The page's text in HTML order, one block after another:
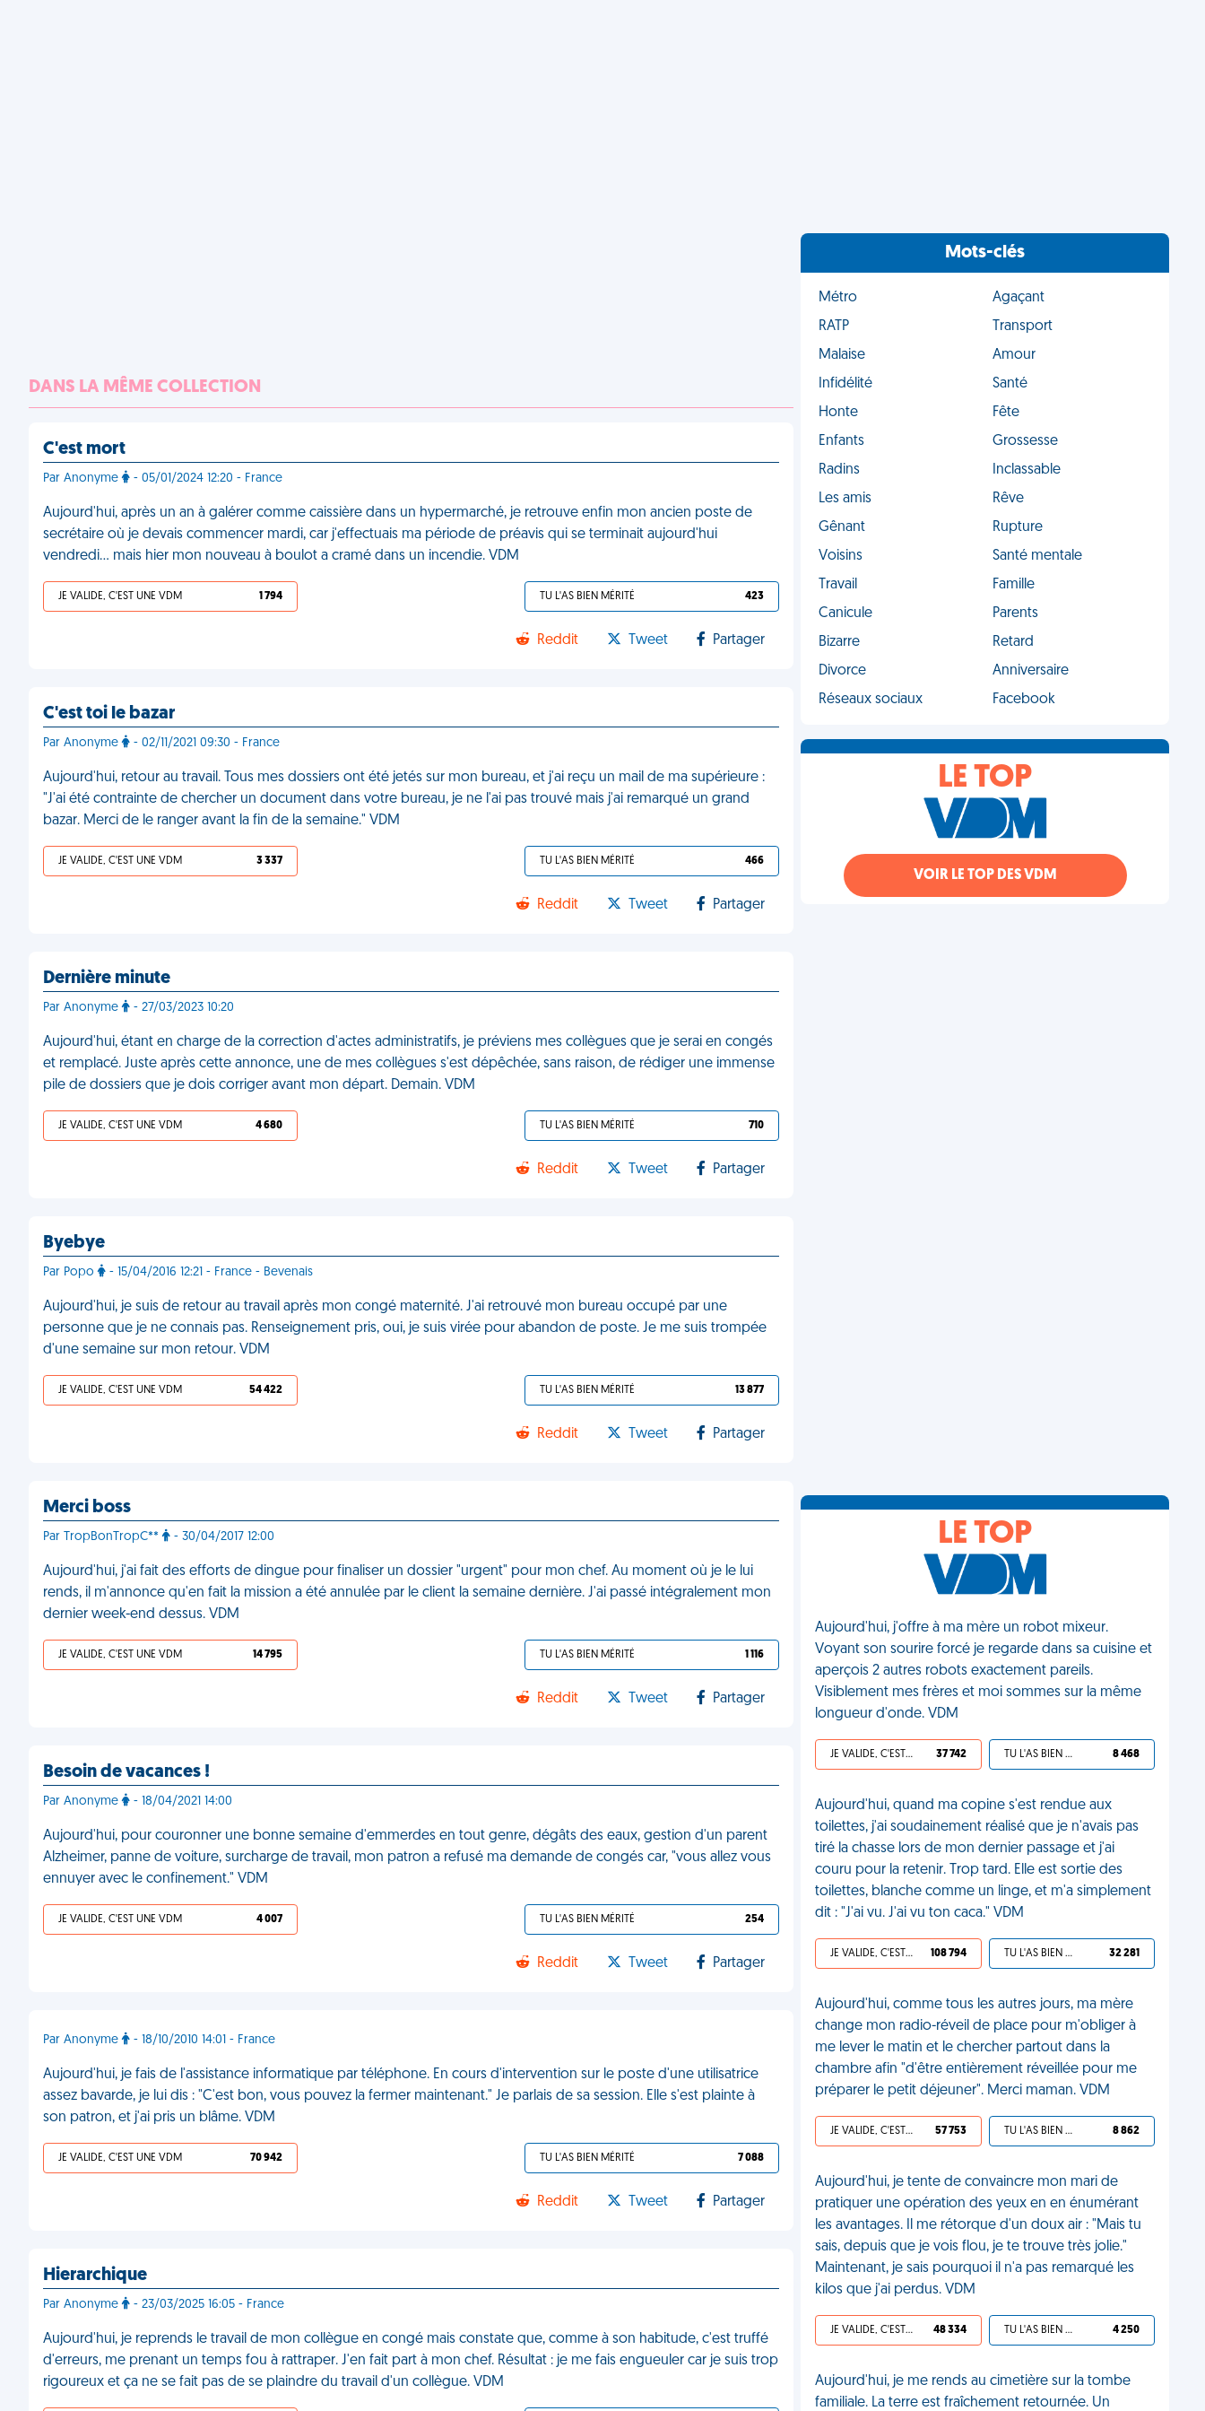
DANS LA MÊME COLLECTION
C'est mort
Par Anonyme - 05/01/2024 12:20 - France
Aujourd'hui, après un an à galérer comme caissière dans un hypermarché, je retrouve enfin mon ancien poste de
secrétaire où je devais commencer mardi, car j'effectuais ma période de préavis qui se terminait aujourd'hui
vendredi… mais hier mon nouveau à boulot a cramé dans un incendie. VDM
JE VALIDE, C'EST UNE VDM 1 794 TU L'AS BIEN MÉRITÉ 423
Reddit Tweet Partager
C'est toi le bazar
Par Anonyme - 02/11/2021 09:30 - France
Aujourd'hui, retour au travail. Tous mes dossiers ont été jetés sur mon bureau, et j'ai reçu un mail de ma supérieure :
"J'ai été contrainte de chercher un document dans votre bureau, je ne l'ai pas trouvé mais j'ai remarqué un grand
bazar. Merci de le ranger avant la fin de la semaine." VDM
JE VALIDE, C'EST UNE VDM 3 337 TU L'AS BIEN MÉRITÉ 466
Reddit Tweet Partager
Dernière minute
Par Anonyme - 27/03/2023 10:20
Aujourd'hui, étant en charge de la correction d'actes administratifs, je préviens mes collègues que je serai en congés
et remplacé. Juste après cette annonce, une de mes collègues s'est dépêchée, sans raison, de rédiger une immense
pile de dossiers que je dois corriger avant mon départ. Demain. VDM
JE VALIDE, C'EST UNE VDM 4 680 TU L'AS BIEN MÉRITÉ 710
Reddit Tweet Partager
Byebye
Par Popo - 15/04/2016 12:21 - France - Bevenais
Aujourd'hui, je suis de retour au travail après mon congé maternité. J'ai retrouvé mon bureau occupé par une
personne que je ne connais pas. Renseignement pris, oui, je suis virée pour abandon de poste. Je me suis trompée
d'une semaine sur mon retour. VDM
JE VALIDE, C'EST UNE VDM 54 422 TU L'AS BIEN MÉRITÉ 13 877
Reddit Tweet Partager
Merci boss
Par TropBonTropC** - 30/04/2017 12:00
Aujourd'hui, j'ai fait des efforts de dingue pour finaliser un dossier "urgent" pour mon chef. Au moment où je le lui
rends, il m'annonce qu'en fait la mission a été annulée par le client la semaine dernière. J'ai passé intégralement mon
dernier week-end dessus. VDM
JE VALIDE, C'EST UNE VDM 14 795 TU L'AS BIEN MÉRITÉ 1 116
Reddit Tweet Partager
Besoin de vacances !
Par Anonyme - 18/04/2021 14:00
Aujourd'hui, pour couronner une bonne semaine d'emmerdes en tout genre, dégâts des eaux, gestion d'un parent
Alzheimer, panne de voiture, surcharge de travail, mon patron a refusé ma demande de congés car, "vous allez vous
ennuyer avec le confinement." VDM
JE VALIDE, C'EST UNE VDM 4 007 TU L'AS BIEN MÉRITÉ 254
Reddit Tweet Partager
Par Anonyme - 18/10/2010 14:01 - France
Aujourd'hui, je fais de l'assistance informatique par téléphone. En cours d'intervention sur le poste d'une utilisatrice
assez bavarde, je lui dis : "C'est bon, vous pouvez la fermer maintenant." Je parlais de sa session. Elle s'est plainte à
son patron, et j'ai pris un blâme. VDM
JE VALIDE, C'EST UNE VDM 70 942 TU L'AS BIEN MÉRITÉ 7 088
Reddit Tweet Partager
Hierarchique
Par Anonyme - 23/03/2025 16:05 - France
Aujourd'hui, je reprends le travail de mon collègue en congé mais constate que, comme à son habitude, c'est truffé
d'erreurs, me prenant un temps fou à rattraper. J'en fait part à mon chef. Résultat : je me fais engueuler car je suis trop
rigoureux et ça ne se fait pas de se plaindre du travail d'un collègue. VDM
Mots-clés
Métro
Agaçant
RATP
Transport
Malaise
Amour
Infidélité
Santé
Honte
Fête
Enfants
Grossesse
Radins
Inclassable
Les amis
Rêve
Gênant
Rupture
Voisins
Santé mentale
Travail
Famille
Canicule
Parents
Bizarre
Retard
Divorce
Anniversaire
Réseaux sociaux
Facebook
LE TOP
VOIR LE TOP DES VDM
LE TOP
Aujourd'hui, j'offre à ma mère un robot mixeur.
Voyant son sourire forcé je regarde dans sa cuisine et
aperçois 2 autres robots exactement pareils.
Visiblement mes frères et moi sommes sur la même
longueur d'onde. VDM
JE VALIDE, C'EST UNE VDM 37 742 TU L'AS BIEN MÉRITÉ 8 468
Aujourd'hui, quand ma copine s'est rendue aux
toilettes, j'ai soudainement réalisé que je n'avais pas
tiré la chasse lors de mon dernier passage et j'ai
couru pour la retenir. Trop tard. Elle est sortie des
toilettes, blanche comme un linge, et m'a simplement
dit : "J'ai vu. J'ai vu ton caca." VDM
JE VALIDE, C'EST UNE VDM 108 794 TU L'AS BIEN MÉRITÉ 32 281
Aujourd'hui, comme tous les autres jours, ma mère
change mon radio-réveil de place pour m'obliger à
me lever le matin et le chercher partout dans la
chambre afin "d'être entièrement réveillée pour me
préparer le petit déjeuner". Merci maman. VDM
JE VALIDE, C'EST UNE VDM 57 753 TU L'AS BIEN MÉRITÉ 8 862
Aujourd'hui, je tente de convaincre mon mari de
pratiquer une opération des yeux en en énumérant
les avantages. Il me rétorque d'un doux air : "Mais tu
sais, depuis que je vois flou, je te trouve très jolie."
Maintenant, je sais pourquoi il n'a pas remarqué les
kilos que j'ai perdus. VDM
JE VALIDE, C'EST UNE VDM 48 334 TU L'AS BIEN MÉRITÉ 4 250
Aujourd'hui, je me rends au cimetière sur la tombe
familiale. La terre est fraîchement retournée. Un